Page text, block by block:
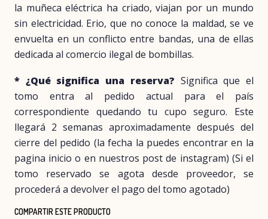
la muñeca eléctrica ha criado, viajan por un mundo
sin electricidad. Erio, que no conoce la maldad, se ve
envuelta en un conflicto entre bandas, una de ellas
dedicada al comercio ilegal de bombillas.
* ¿Qué significa una reserva? Significa que el
tomo entra al pedido actual para el país
correspondiente quedando tu cupo seguro. Este
llegará 2 semanas aproximadamente después del
cierre del pedido (la fecha la puedes encontrar en la
pagina inicio o en nuestros post de instagram) (Si el
tomo reservado se agota desde proveedor, se
procederá a devolver el pago del tomo agotado)
COMPARTIR ESTE PRODUCTO